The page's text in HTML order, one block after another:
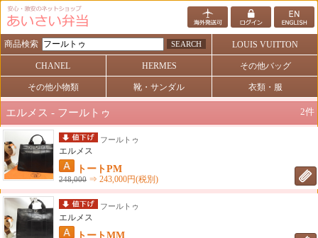
商品検索 SEARCH LOUIS VUITTON
CHANEL HERMES その他バッグ
その他小物類 靴・サンダル 衣類・服
エルメス - フールトゥ 2件
フールトゥ
エルメス
トートPM
248,000 ⇒ 243,000円(税別)
フールトゥ
エルメス
トートMM